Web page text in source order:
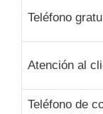
Teléfono
Atención al
Teléfono de